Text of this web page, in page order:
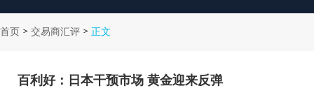
首页 > 交易商汇评 > 正文
百利好：日本干预市场 黄金迎来反弹